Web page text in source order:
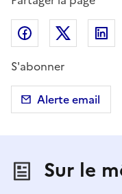
Partager sur
S'abonner
Alerte email
Sur le